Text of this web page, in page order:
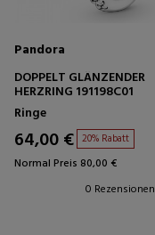
Pandora
DOPPELT GLÄNZENDER
HERZRING 191198C01
Ringe
64,00 € 20% Rabatt
Normal Preis 80,00 €
0 Rezensionen